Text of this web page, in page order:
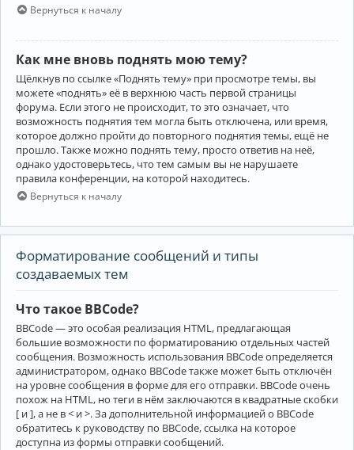
Вернуться к началу
Как мне вновь поднять мою тему?
Щёлкнув по ссылке «Поднять тему» при просмотре темы, вы
можете «поднять» её в верхнюю часть первой страницы
форума. Если этого не происходит, то это означает, что
возможность поднятия тем могла быть отключена, или время,
которое должно пройти до повторного поднятия темы, ещё не
прошло. Также можно поднять тему, просто ответив на неё,
однако удостоверьтесь, что тем самым вы не нарушаете
правила конференции, на которой находитесь.
Вернуться к началу
Форматирование сообщений и типы
создаваемых тем
Что такое BBCode?
BBCode — это особая реализация HTML, предлагающая
большие возможности по форматированию отдельных частей
сообщения. Возможность использования BBCode определяется
администратором, однако BBCode также может быть отключён
на уровне сообщения в форме для его отправки. BBCode очень
похож на HTML, но теги в нём заключаются в квадратные скобки
[ и ], а не в < и >. За дополнительной информацией о BBCode
обратитесь к руководству по BBCode, ссылка на которое
доступна из формы отправки сообщений.